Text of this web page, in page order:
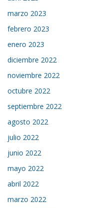
marzo 2023
febrero 2023
enero 2023
diciembre 2022
noviembre 2022
octubre 2022
septiembre 2022
agosto 2022
julio 2022
junio 2022
mayo 2022
abril 2022
marzo 2022